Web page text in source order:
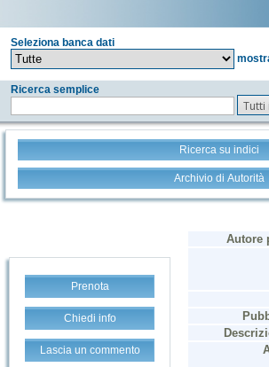
Seleziona banca dati
Ricerca semplice
Tutti
Ricerca su indici
Archivio di Autorità
Prenota
Chiedi info
Lascia un commento